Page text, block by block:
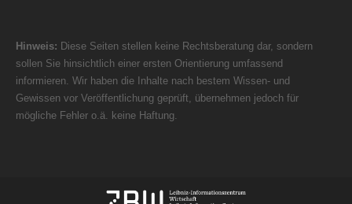
Hinweis: Diese Seiten stellen keine Rechtsberatung dar, sondern
sollen Sie hinsichtlich einer ersten Orientierung umfassend
informieren. Wir haben die Inhalte nach bestem Wissen- und
Gewissen vor Veröffentlichung geprüft, übernehmen jedoch für
mögliche Fehler o.ä. keine Haftung.